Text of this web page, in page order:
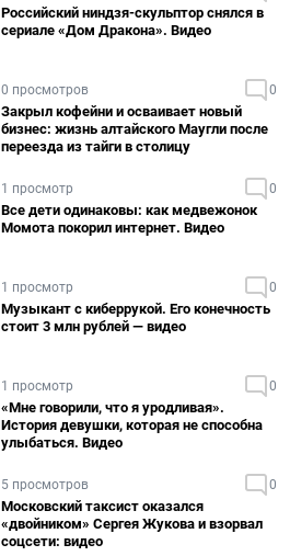
Российский ниндзя-скульптор снялся в
сериале «Дом Дракона». Видео
0 просмотров 0
Закрыл кофейни и осваивает новый
бизнес: жизнь алтайского Маугли после
переезда из тайги в столицу
1 просмотр 0
Все дети одинаковы: как медвежонок
Момота покорил интернет. Видео
1 просмотр 0
Музыкант с киберрукой. Его конечность
стоит 3 млн рублей — видео
1 просмотр 0
«Мне говорили, что я уродливая».
История девушки, которая не способна
улыбаться. Видео
5 просмотров 0
Московский таксист оказался
«двойником» Сергея Жукова и взорвал
соцсети: видео